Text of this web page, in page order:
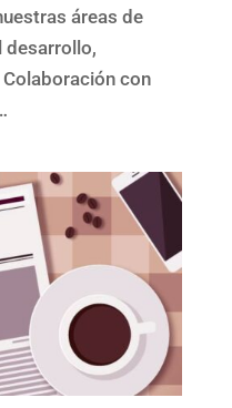
áreas de
desarrollo,
con